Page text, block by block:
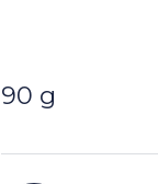
90 g